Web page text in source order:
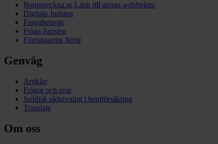
Bouppteckna.se Länk till annan webbplats.
Digitala Juristen
Fastighetsrätt
Fråga Juristen
Företagarens Jurist
Genväg
Artiklar
Frågor och svar
Juridisk rådgivning i hemförsäkring
Translate
Om oss